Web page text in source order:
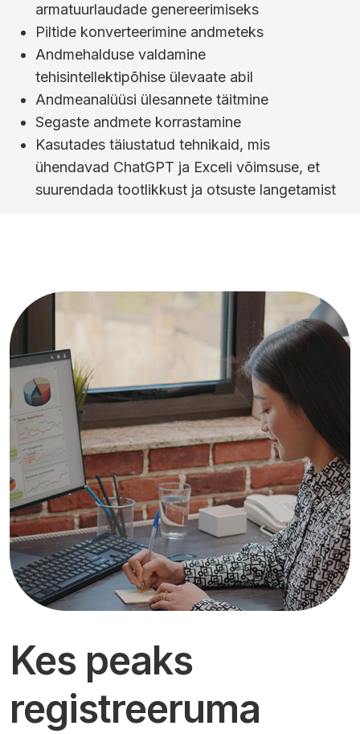
armatuurlaudade genereerimiseks
Piltide konverteerimine andmeteks
Andmehalduse valdamine
tehisintellektipõhise ülevaate abil
Andmeanalüüsi ülesannete täitmine
Segaste andmete korrastamine
Kasutades täiustatud tehnikaid, mis
ühendavad ChatGPT ja Exceli võimsuse, et
suurendada tootlikkust ja otsuste langetamist
Kes peaks
registreeruma